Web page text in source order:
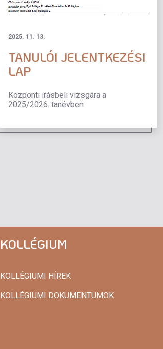
2025. 11. 13.
TANULÓI JELENTKEZÉSI
LAP
Központi írásbeli vizsgára a
2025/2026. tanévben
KOLLÉGIUM
KOLLÉGIUMI HÍREK
KOLLÉGIUMI DOKUMENTUMOK